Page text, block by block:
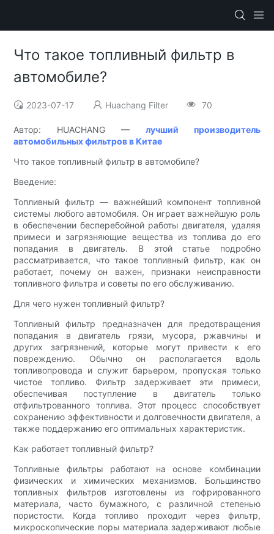
Что такое топливный фильтр в
автомобиле?
2023-07-17 Huachang Filter 70
Автор: HUACHANG — лучший производитель
автомобильных фильтров в Китае
Что такое топливный фильтр в автомобиле?
Введение:
Топливный фильтр — важнейший компонент топливной
системы любого автомобиля. Он играет важнейшую роль
в обеспечении бесперебойной работы двигателя, удаляя
примеси и загрязняющие вещества из топлива до его
попадания в двигатель. В этой статье подробно
рассматривается, что такое топливный фильтр, как он
работает, почему он важен, признаки неисправности
топливного фильтра и советы по его обслуживанию.
Для чего нужен топливный фильтр?
Топливный фильтр предназначен для предотвращения
попадания в двигатель грязи, мусора, ржавчины и
других загрязнений, которые могут привести к его
повреждению. Обычно он располагается вдоль
топливопровода и служит барьером, пропуская только
чистое топливо. Фильтр задерживает эти примеси,
обеспечивая поступление в двигатель только
отфильтрованного топлива. Этот процесс способствует
сохранению эффективности и долговечности двигателя, а
также поддержанию его оптимальных характеристик.
Как работает топливный фильтр?
Топливные фильтры работают на основе комбинации
физических и химических механизмов. Большинство
топливных фильтров изготовлены из гофрированного
материала, часто бумажного, с различной степенью
пористости. Когда топливо проходит через фильтр,
микроскопические поры материала задерживают любые